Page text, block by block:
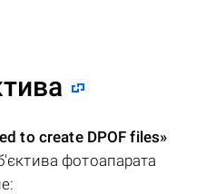
to create DPOF files»
фотоапарата